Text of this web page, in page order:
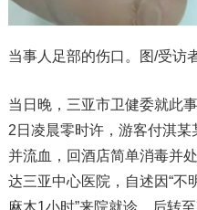
当事人足部的伤口。图/受访
当日晚，三亚市卫健委就此
2日凌晨零时许，游客付淇
并流血，回酒店简单消毒并
达三亚中心医院，自述因“不
麻木1小时”来院就诊，后转